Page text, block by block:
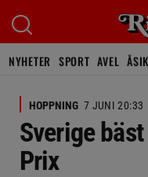
NYHETER SPORT AVEL
HOPPNING 7 JUNI 20:33
Sverige
Prix